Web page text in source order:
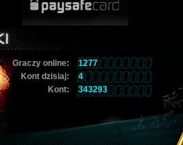
Graczy online:
1277
Kont dzisiaj:
4
Kont:
343293